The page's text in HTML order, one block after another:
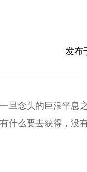
发布
一旦念头的巨浪平息
有什么要去获得，没